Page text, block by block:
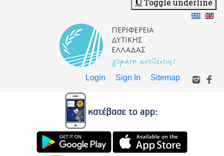
Toggle underline
Login Sign In Sitemap